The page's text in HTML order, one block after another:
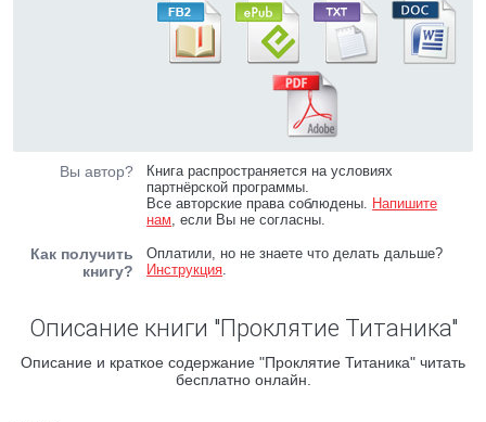
Вы автор?
Книга распространяется на условиях
партнёрской программы.
Все авторские права соблюдены. Напишите
нам, если Вы не согласны.
Как получить
книгу?
Оплатили, но не знаете что делать дальше?
Инструкция.
Описание книги "Проклятие Титаника"
Описание и краткое содержание "Проклятие Титаника" читать
бесплатно онлайн.